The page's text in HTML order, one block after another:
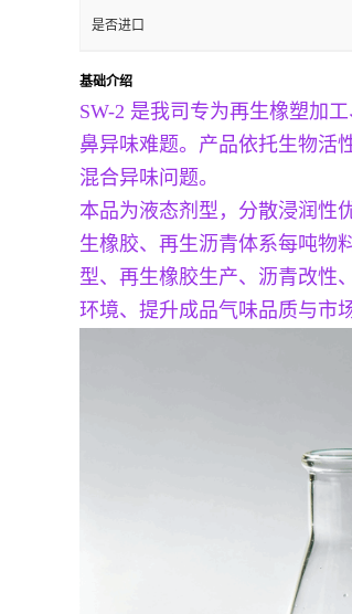
是否进口
基础介绍
SW-2 是我司专为再生橡塑加
鼻异味难题。产品依托生物活
混合异味问题。
本品为液态剂型，分散浸润性
生橡胶、再生沥青体系每吨物
型、再生橡胶生产、沥青改性
环境、提升成品气味品质与市